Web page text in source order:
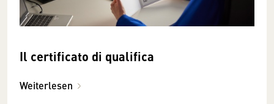
Il certificato di qualifica
Weiterlesen